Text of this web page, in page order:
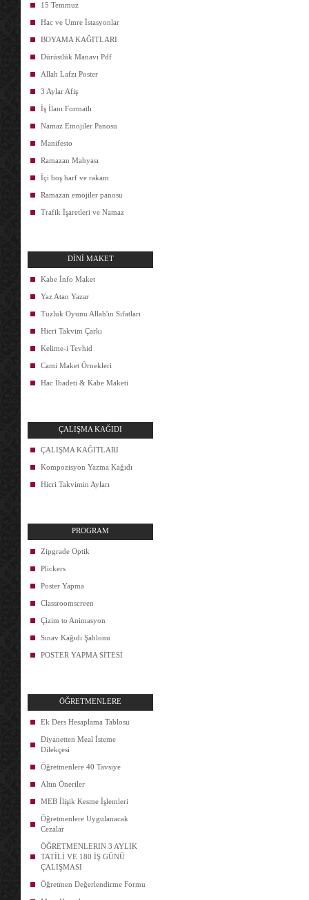
15 Temmuz
Hac ve Umre İstasyonlar
BOYAMA KAĞITLARI
Dürüstlük Manavı Pdf
Allah Lafzı Poster
3 Aylar Afiş
İş İlanı Formatlı
Namaz Emojiler Panosu
Manifesto
Ramazan Mahyası
İçi boş harf ve rakam
Ramazan emojiler panosu
Trafik İşaretleri ve Namaz
DİNİ MAKET
Kabe İnfo Maket
Yaz Atan Yazar
Tuzluk Oyunu Allah'ın Sıfatları
Hicri Takvim Çarkı
Kelime-i Tevhid
Cami Maket Örnekleri
Hac İbadeti & Kabe Maketi
ÇALIŞMA KAĞIDI
ÇALIŞMA KAĞITLARI
Kompozisyon Yazma Kağıdı
Hicri Takvimin Ayları
PROGRAM
Zipgrade Optik
Plickers
Poster Yapma
Classroomscreen
Çizim to Animasyon
Sınav Kağıdı Şablonu
POSTER YAPMA SİTESİ
ÖĞRETMENLERE
Ek Ders Hesaplama Tablosu
Diyanetten Meal İsteme
Dilekçesi
Öğretmenlere 40 Tavsiye
Altın Öneriler
MEB İlişik Kesme İşlemleri
Öğretmenlere Uygulanacak
Cezalar
ÖĞRETMENLERIN 3 AYLIK
TATİLİ VE 180 İŞ GÜNÜ
ÇALIŞMASI
Öğretmen Değerlendirme Formu